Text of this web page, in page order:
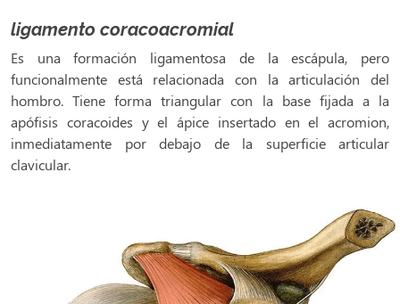
ligamento coracoacromial
Es una formación ligamentosa de la escápula, pero
funcionalmente está relacionada con la articulación del
hombro. Tiene forma triangular con la base fijada a la
apófisis coracoides y el ápice insertado en el acromion,
inmediatamente por debajo de la superficie articular
clavicular.